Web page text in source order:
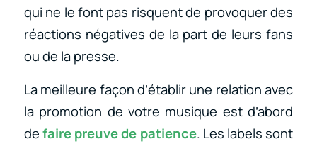
qui ne le font pas risquent de provoquer des
réactions négatives de la part de leurs fans
ou de la presse.
La meilleure façon d’établir une relation avec
la promotion de votre musique est d’abord
defaire preuve de patience. Les labels sont